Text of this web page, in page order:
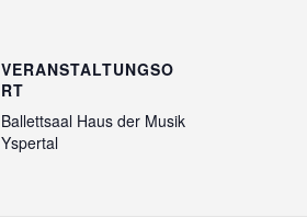
VERANSTALTUNGSO
RT
Ballettsaal Haus der Musik
Yspertal